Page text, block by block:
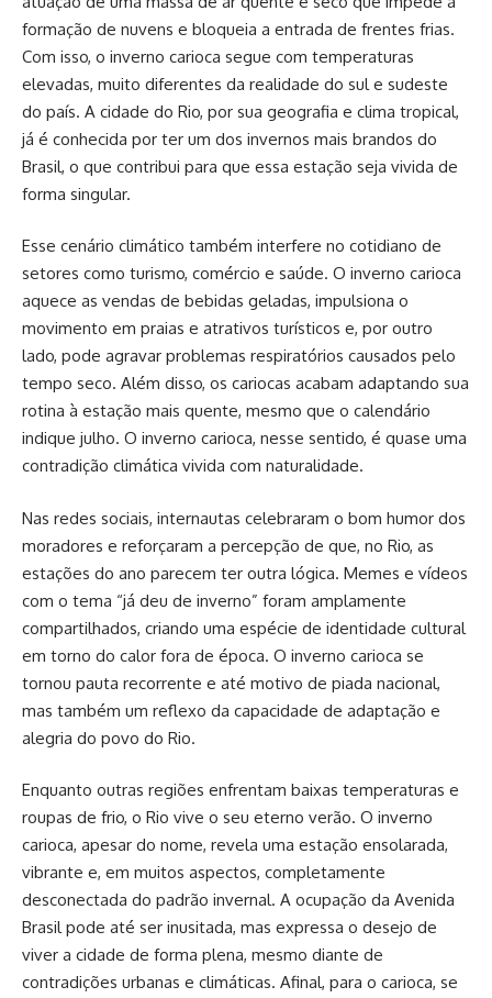
formação de nuvens e bloqueia a entrada de frentes frias.
Com isso, o inverno carioca segue com temperaturas
elevadas, muito diferentes da realidade do sul e sudeste
do país. A cidade do Rio, por sua geografia e clima tropical,
já é conhecida por ter um dos invernos mais brandos do
Brasil, o que contribui para que essa estação seja vivida de
forma singular.
Esse cenário climático também interfere no cotidiano de
setores como turismo, comércio e saúde. O inverno carioca
aquece as vendas de bebidas geladas, impulsiona o
movimento em praias e atrativos turísticos e, por outro
lado, pode agravar problemas respiratórios causados pelo
tempo seco. Além disso, os cariocas acabam adaptando sua
rotina à estação mais quente, mesmo que o calendário
indique julho. O inverno carioca, nesse sentido, é quase uma
contradição climática vivida com naturalidade.
Nas redes sociais, internautas celebraram o bom humor dos
moradores e reforçaram a percepção de que, no Rio, as
estações do ano parecem ter outra lógica. Memes e vídeos
com o tema “já deu de inverno” foram amplamente
compartilhados, criando uma espécie de identidade cultural
em torno do calor fora de época. O inverno carioca se
tornou pauta recorrente e até motivo de piada nacional,
mas também um reflexo da capacidade de adaptação e
alegria do povo do Rio.
Enquanto outras regiões enfrentam baixas temperaturas e
roupas de frio, o Rio vive o seu eterno verão. O inverno
carioca, apesar do nome, revela uma estação ensolarada,
vibrante e, em muitos aspectos, completamente
desconectada do padrão invernal. A ocupação da Avenida
Brasil pode até ser inusitada, mas expressa o desejo de
viver a cidade de forma plena, mesmo diante de
contradições urbanas e climáticas. Afinal, para o carioca, se